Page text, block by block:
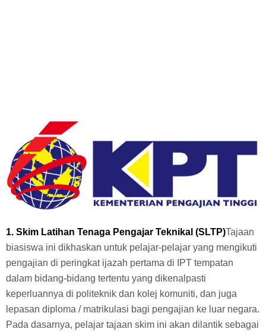
1. Skim Latihan Tenaga Pengajar Teknikal (SLTP)Tajaan
biasiswa ini dikhaskan untuk pelajar-pelajar yang mengikuti
pengajian di peringkat ijazah pertama di IPT tempatan
dalam bidang-bidang tertentu yang dikenalpasti
keperluannya di politeknik dan kolej komuniti, dan juga
lepasan diploma / matrikulasi bagi pengajian ke luar negara.
Pada dasarnya, pelajar tajaan skim ini akan dilantik sebagai